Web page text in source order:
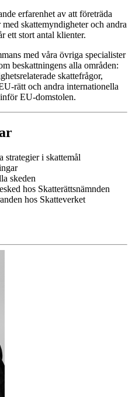
erfarenhet av att företräda
skattemyndigheter och andra
ett stort antal klienter.
med våra övriga specialister
beskattningens alla områden:
skattefrågor,
rätt och andra internationella
EU-domstolen.
strategier i skattemål
skeden
hos Skatterättsnämnden
hos Skatteverket